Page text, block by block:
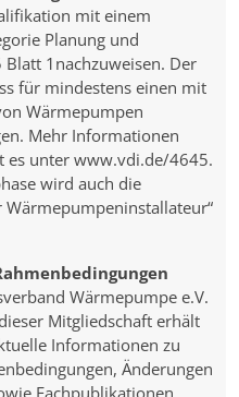
mit einem
Planung und
Blatt 1nachzuweisen. Der
für mindestens einen mit
Wärmepumpen
Mehr Informationen
es unter www.vdi.de/4645.
wird auch die
Wärmepumpe e.V.
Mitgliedschaft erhält
Informationen zu
Änderungen